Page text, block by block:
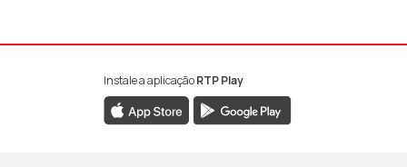
da RTP Antena 1
da RTP Antena 1
YouTube da RTP Antena 1
Instale a aplicaçãoRTP Play